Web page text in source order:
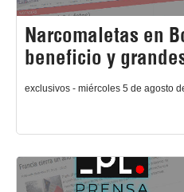
Narcomaletas en
beneficio y
exclusivos - miércoles 5 de agosto